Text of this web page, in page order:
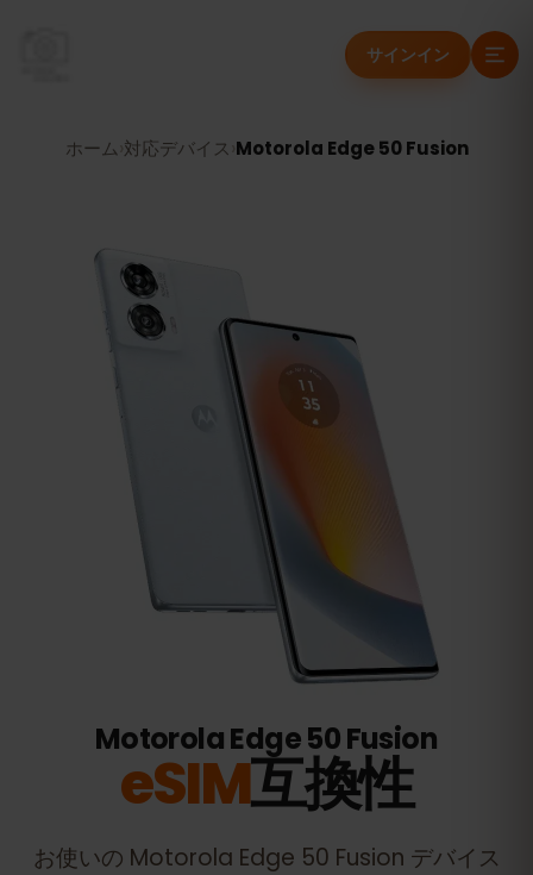
サインイン
ホーム 対応デバイス Motorola Edge 50 Fusion
Motorola Edge 50 Fusion
eSIM互換性
お使いの Motorola Edge 50 Fusion デバイス